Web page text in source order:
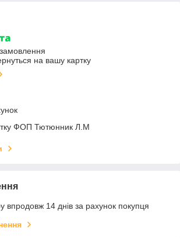
на вашу картку
ФОП Тютюнник Л.М
впродовж 14 днів за рахунок покупця